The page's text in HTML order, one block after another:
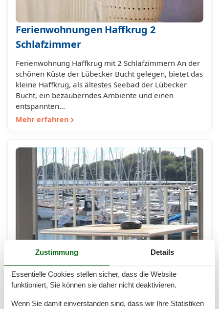
Ferienwohnungen Haffkrug 2
Schlafzimmer
Ferienwohnung Haffkrug mit 2 Schlafzimmern An der
schönen Küste der Lübecker Bucht gelegen, bietet das
kleine Haffkrug, als ältestes Seebad der Lübecker
Bucht, ein bezauberndes Ambiente und einen
entspannten…
Mehr erfahren
Ferienwohnungen Haffkrug mit
Meerblick
Ferienwohnung Haffkrug mit Meerblick Aufgereiht
wie an einer Perlenkette liegen die Orte in der
Zustimmung Details
Essentielle Cookies stellen sicher, dass die Website
funktioniert, Sie können sie daher nicht deaktivieren.
Wenn Sie damit einverstanden sind, dass wir Ihre Statistiken